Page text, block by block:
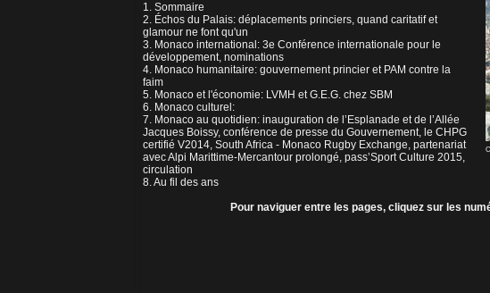
1. Sommaire
2. Échos du Palais: déplacements princiers, quand caritatif et
glamour ne font qu'un
3. Monaco international: 3e Conférence internationale pour le
développement, nominations
4. Monaco humanitaire: gouvernement princier et PAM contre la
faim
5. Monaco et l'économie: LVMH et G.E.G. chez SBM
6. Monaco culturel:
7. Monaco au quotidien: inauguration de l’Esplanade et de l’Allée
Jacques Boissy, conférence de presse du Gouvernement, le CHPG
certifié V2014, South Africa - Monaco Rugby Exchange, partenariat
avec Alpi Marittime-Mercantour prolongé, pass’Sport Culture 2015,
circulation
8. Au fil des ans
Pour naviguer entre les pages, cliquez sur les